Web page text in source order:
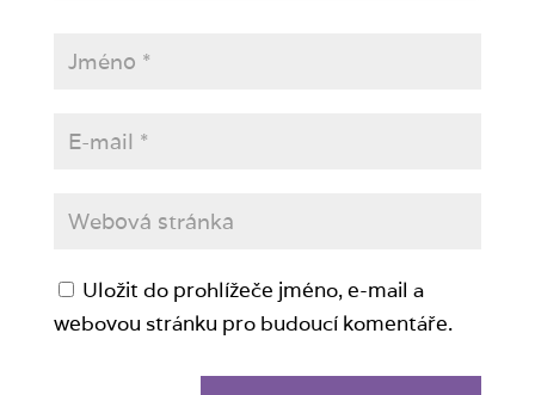
Uložit do prohlížeče jméno, e-mail a
webovou stránku pro budoucí komentáře.